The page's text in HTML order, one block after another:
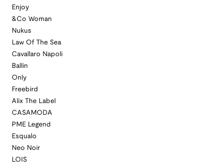
Enjoy
&Co Woman
Nukus
Law Of The Sea
Cavallaro Napoli
Ballin
Only
Freebird
Alix The Label
CASAMODA
PME Legend
Esqualo
Neo Noir
LOIS